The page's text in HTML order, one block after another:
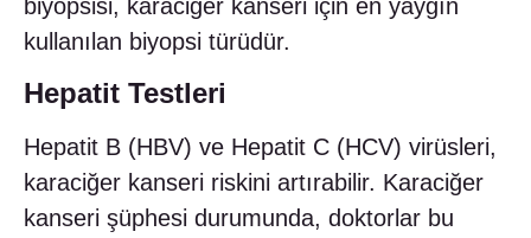
biyopsisi, karaciğer kanseri için en yaygın
kullanılan biyopsi türüdür.
Hepatit Testleri
Hepatit B (HBV) ve Hepatit C (HCV) virüsleri,
karaciğer kanseri riskini artırabilir. Karaciğer
kanseri şüphesi durumunda, doktorlar bu